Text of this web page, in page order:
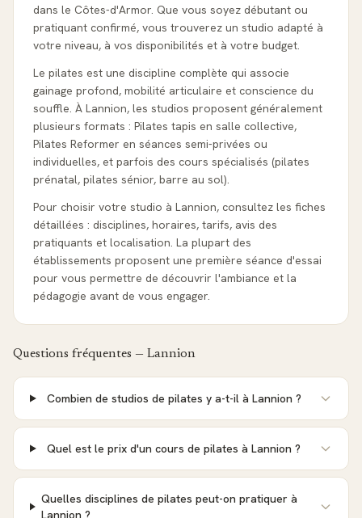
dans le Côtes-d'Armor. Que vous soyez débutant ou
pratiquant confirmé, vous trouverez un studio adapté à
votre niveau, à vos disponibilités et à votre budget.
Le pilates est une discipline complète qui associe
gainage profond, mobilité articulaire et conscience du
souffle. À Lannion, les studios proposent généralement
plusieurs formats : Pilates tapis en salle collective,
Pilates Reformer en séances semi-privées ou
individuelles, et parfois des cours spécialisés (pilates
prénatal, pilates sénior, barre au sol).
Pour choisir votre studio à Lannion, consultez les fiches
détaillées : disciplines, horaires, tarifs, avis des
pratiquants et localisation. La plupart des
établissements proposent une première séance d'essai
pour vous permettre de découvrir l'ambiance et la
pédagogie avant de vous engager.
Questions fréquentes — Lannion
Combien de studios de pilates y a-t-il à Lannion ?
Quel est le prix d'un cours de pilates à Lannion ?
Quelles disciplines de pilates peut-on pratiquer à
Lannion ?